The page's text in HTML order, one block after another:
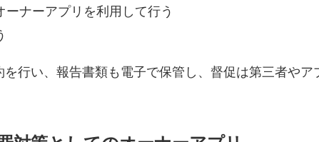
ナーアプリを利用して行う
行い、報告書類も電子で保管し、督促は第三者や